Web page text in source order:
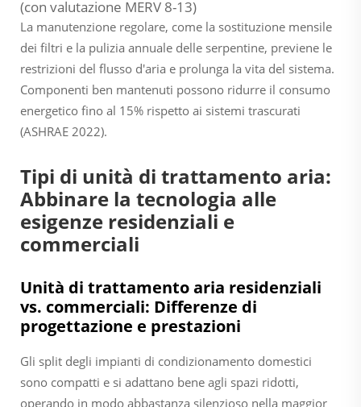
(con valutazione MERV 8-13)
La manutenzione regolare, come la sostituzione mensile
dei filtri e la pulizia annuale delle serpentine, previene le
restrizioni del flusso d'aria e prolunga la vita del sistema.
Componenti ben mantenuti possono ridurre il consumo
energetico fino al 15% rispetto ai sistemi trascurati
(ASHRAE 2022).
Tipi di unità di trattamento aria:
Abbinare la tecnologia alle
esigenze residenziali e
commerciali
Unità di trattamento aria residenziali
vs. commerciali: Differenze di
progettazione e prestazioni
Gli split degli impianti di condizionamento domestici
sono compatti e si adattano bene agli spazi ridotti,
operando in modo abbastanza silenzioso nella maggior